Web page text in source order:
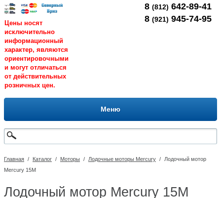
Цены носят
исключительно
информационный
характер, являются
ориентировочными
и могут отличаться
от действительных
розничных цен.
8 (812) 642-89-41
8 (921) 945-74-95
Меню
Главная / Каталог / Моторы / Лодочные моторы Mercury /
Лодочный мотор
Mercury 15M
Лодочный мотор Mercury 15M